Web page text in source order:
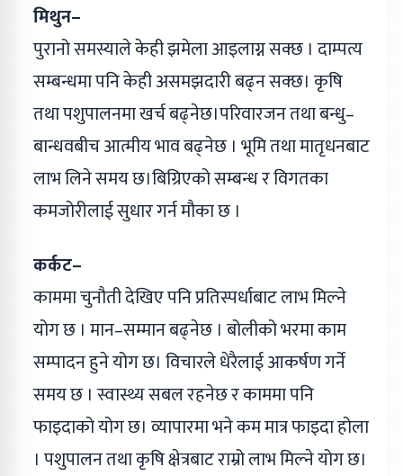
मिथुन–
पुरानो समस्याले केही झमेला आइलाग्न सक्छ । दाम्पत्य
सम्बन्धमा पनि केही असमझदारी बढ्न सक्छ। कृषि
तथा पशुपालनमा खर्च बढ्नेछ।परिवारजन तथा बन्धु–
बान्धवबीच आत्मीय भाव बढ्नेछ । भूमि तथा मातृधनबाट
लाभ लिने समय छ।बिग्रिएको सम्बन्ध र विगतका
कमजोरीलाई सुधार गर्न मौका छ ।
कर्कट–
काममा चुनौती देखिए पनि प्रतिस्पर्धाबाट लाभ मिल्ने
योग छ । मान–सम्मान बढ्नेछ । बोलीको भरमा काम
सम्पादन हुने योग छ। विचारले धेरैलाई आकर्षण गर्ने
समय छ । स्वास्थ्य सबल रहनेछ र काममा पनि
फाइदाको योग छ। व्यापारमा भने कम मात्र फाइदा होला
। पशुपालन तथा कृषि क्षेत्रबाट राम्रो लाभ मिल्ने योग छ।